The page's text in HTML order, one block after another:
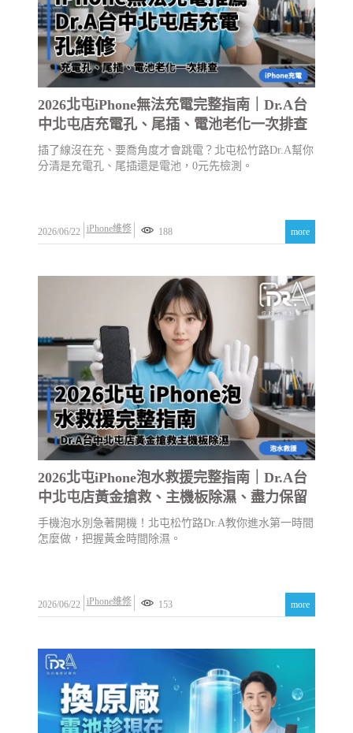
2026北屯iPhone無法充電完整指南｜Dr.A台
中北屯店充電孔、尾插、電池老化一次排查
插了線沒在充、要喬角度才會跳電？北屯松竹路Dr.A幫你
分清是充電孔、尾插還是電池，0元先檢測。
2026/06/22 iPhone維修 188 more
2026北屯iPhone泡水救援完整指南｜Dr.A台
中北屯店黃金搶救、主機板除濕、盡力保留
資料
手機泡水別急著開機！北屯松竹路Dr.A教你進水第一時間
怎麼做，把握黃金時間除濕。
2026/06/22 iPhone維修 153 more